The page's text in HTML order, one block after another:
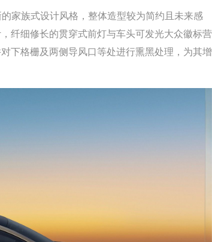
族式设计风格，整体造型较为简约且未来感
纤细修长的贯穿式前灯与车头可发光大众徽标营
下格栅及两侧导风口等处进行熏黑处理，为其增